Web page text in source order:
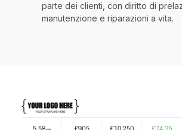
parte dei clienti, con diritto di
manutenzione e riparazioni a vita.